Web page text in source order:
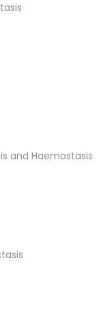
and Haemostasis